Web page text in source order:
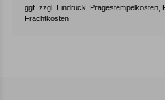
ggf. zzgl. Eindruck, Prägestempelkosten,
Frachtkosten